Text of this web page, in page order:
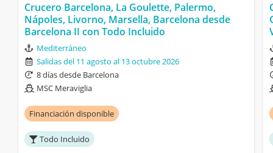
Crucero Barcelona, La Goulette, Palermo,
Nápoles, Livorno, Marsella, Barcelona desde
Barcelona II con Todo Incluido
Mediterráneo
Salidas del 11 agosto al 13 octubre 2026
8 días desde Barcelona
MSC Meraviglia
Financiación disponible
Todo Incluido